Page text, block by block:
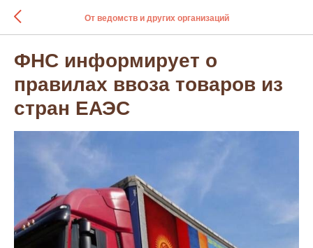
От ведомств и других организаций
ФНС информирует о
правилах ввоза товаров из
стран ЕАЭС